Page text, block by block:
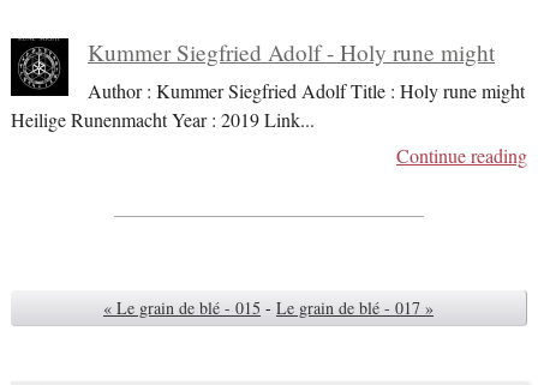
Kummer Siegfried Adolf - Holy rune might
Author : Kummer Siegfried Adolf Title : Holy rune might
Heilige Runenmacht Year : 2019 Link...
Continue reading
« Le grain de blé - 015 - Le grain de blé - 017 »